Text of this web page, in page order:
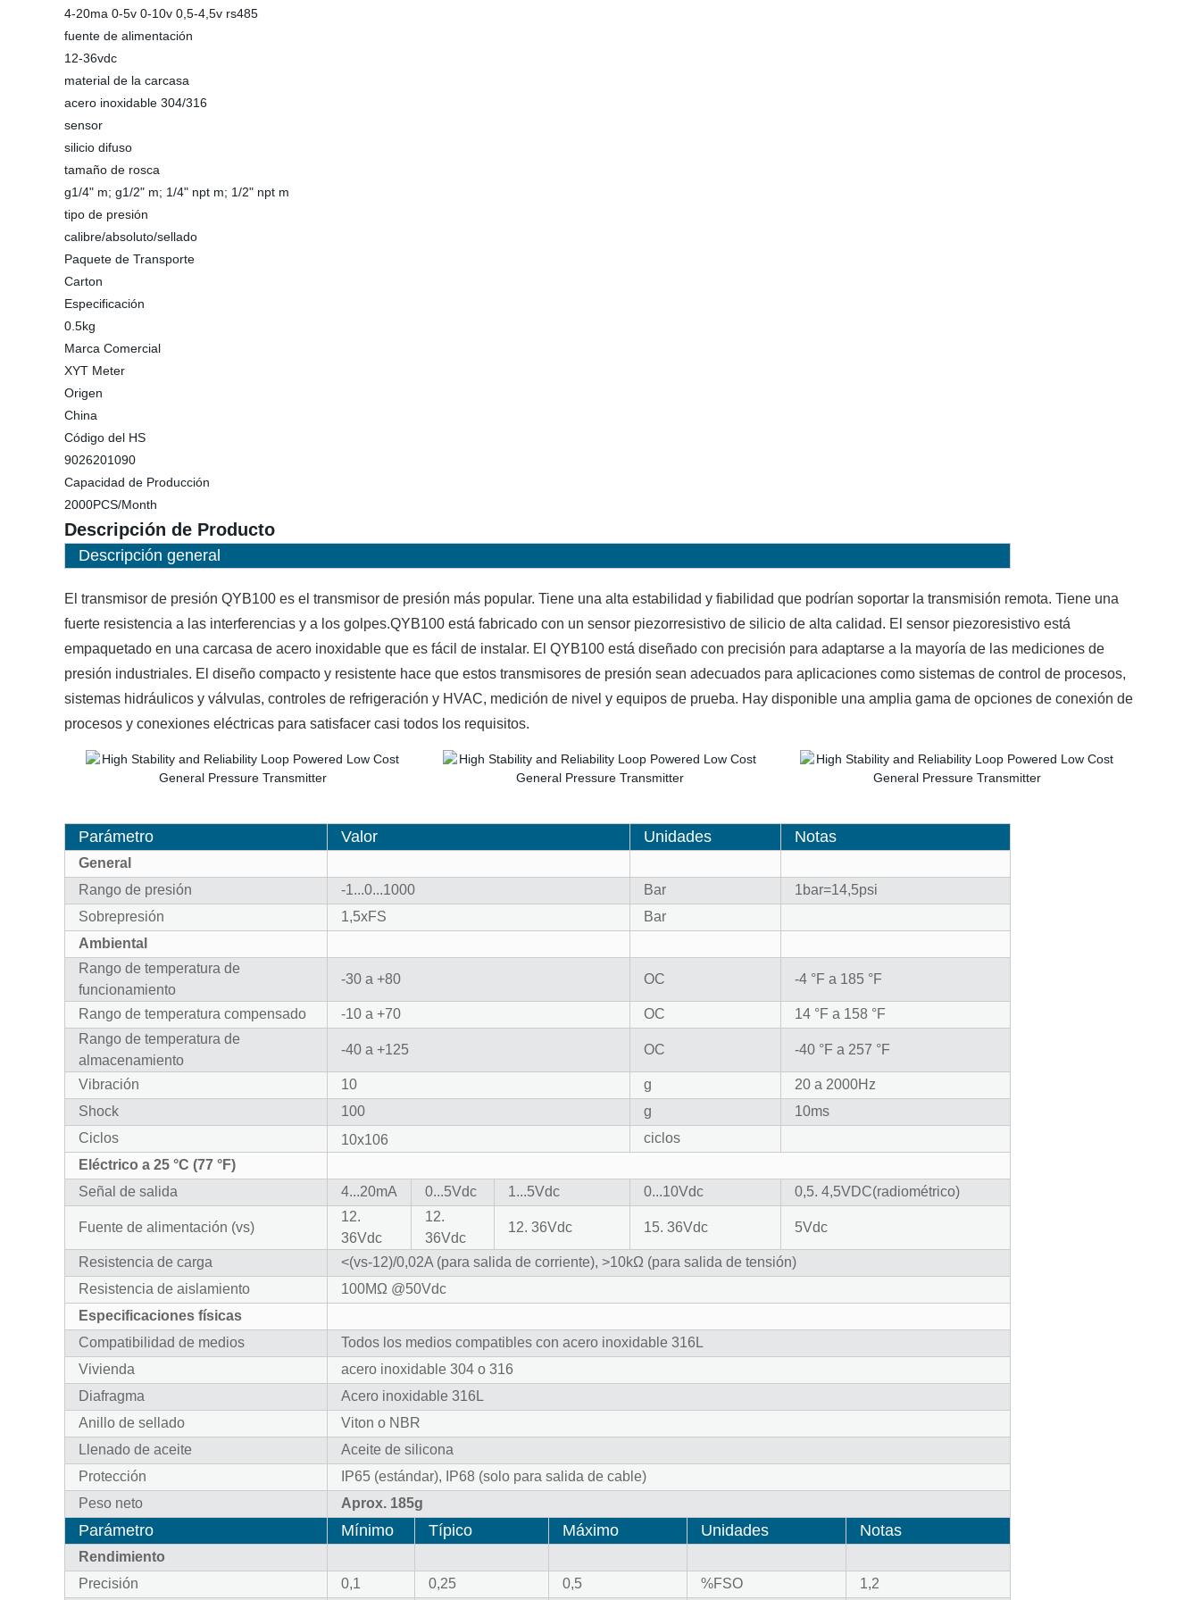
4-20ma 0-5v 0-10v 0,5-4,5v rs485
fuente de alimentación
12-36vdc
material de la carcasa
acero inoxidable 304/316
sensor
silicio difuso
tamaño de rosca
g1/4" m; g1/2" m; 1/4" npt m; 1/2" npt m
tipo de presión
calibre/absoluto/sellado
Paquete de Transporte
Carton
Especificación
0.5kg
Marca Comercial
XYT Meter
Origen
China
Código del HS
9026201090
Capacidad de Producción
2000PCS/Month
Descripción de Producto
Descripción general
El transmisor de presión QYB100 es el transmisor de presión más popular. Tiene una alta estabilidad y fiabilidad que podrían soportar la transmisión remota. Tiene una
fuerte resistencia a las interferencias y a los golpes.QYB100 está fabricado con un sensor piezorresistivo de silicio de alta calidad. El sensor piezoresistivo está
empaquetado en una carcasa de acero inoxidable que es fácil de instalar. El QYB100 está diseñado con precisión para adaptarse a la mayoría de las mediciones de
presión industriales. El diseño compacto y resistente hace que estos transmisores de presión sean adecuados para aplicaciones como sistemas de control de procesos,
sistemas hidráulicos y válvulas, controles de refrigeración y HVAC, medición de nivel y equipos de prueba. Hay disponible una amplia gama de opciones de conexión de
procesos y conexiones eléctricas para satisfacer casi todos los requisitos.
Parámetro Valor Unidades Notas
General
Rango de presión
-1...0...1000 Bar
1bar=14,5psi
Sobrepresión
1,5xFS
Bar
Ambiental
Rango de temperatura de
funcionamiento
-30 a +80 OC -4 °F a 185 °F
Rango de temperatura compensado -10 a +70 OC
14 °F a 158 °F
Rango de temperatura de
almacenamiento
-40 a +125 OC -40 °F a 257 °F
Vibración 10 g
20 a 2000Hz
Shock
100 g
10ms
Ciclos
10x106
ciclos
Eléctrico a 25 °C (77 °F)
Señal de salida
4...20mA 0...5Vdc 1...5Vdc 0...10Vdc 0,5. 4,5VDC(radiométrico)
Fuente de alimentación (vs)
12.
36Vdc
12.
36Vdc
12. 36Vdc 15. 36Vdc 5Vdc
Resistencia de carga
<(vs-12)/0,02A (para salida de corriente), >10kΩ (para salida de tensión)
Resistencia de aislamiento
100MΩ @50Vdc
Especificaciones físicas
Compatibilidad de medios
Todos los medios compatibles con acero inoxidable 316L
Vivienda
acero inoxidable 304 o 316
Diafragma
Acero inoxidable 316L
Anillo de sellado
Viton o NBR
Llenado de aceite
Aceite de silicona
Protección
IP65 (estándar), IP68 (solo para salida de cable)
Peso neto
Aprox. 185g
Parámetro Mínimo Típico Máximo Unidades Notas
Rendimiento
Precisión
0,1 0,25 0,5 %FSO
1,2